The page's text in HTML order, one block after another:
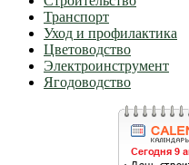
Транспорт
Уход и профилактика
Цветоводство
Электроинструмент
Ягодоводство